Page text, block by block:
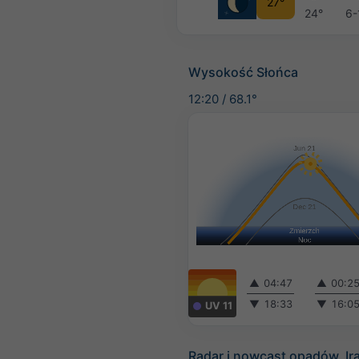
24°
Wysokość Słońca
12:20 / 68.1°
UV 11
▲ 04:47
▼ 18:33
▲
▼
Radar i nowcast opadów,